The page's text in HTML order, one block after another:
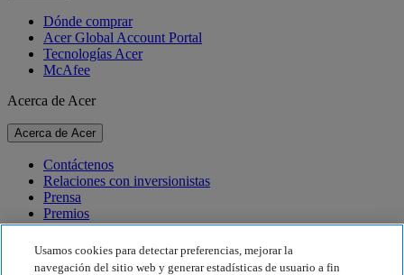
Dónde comprar
Acer Global Account Portal
Tecnologías Acer
McAfee
Acerca de Acer
Acerca de Acer
Contáctenos
Relaciones con inversionistas
Prensa
Premios
Eventos
Sostenibilidad
Usamos cookies para detectar preferencias, mejorar la
navegación del sitio web y generar estadísticas de usuario a fin